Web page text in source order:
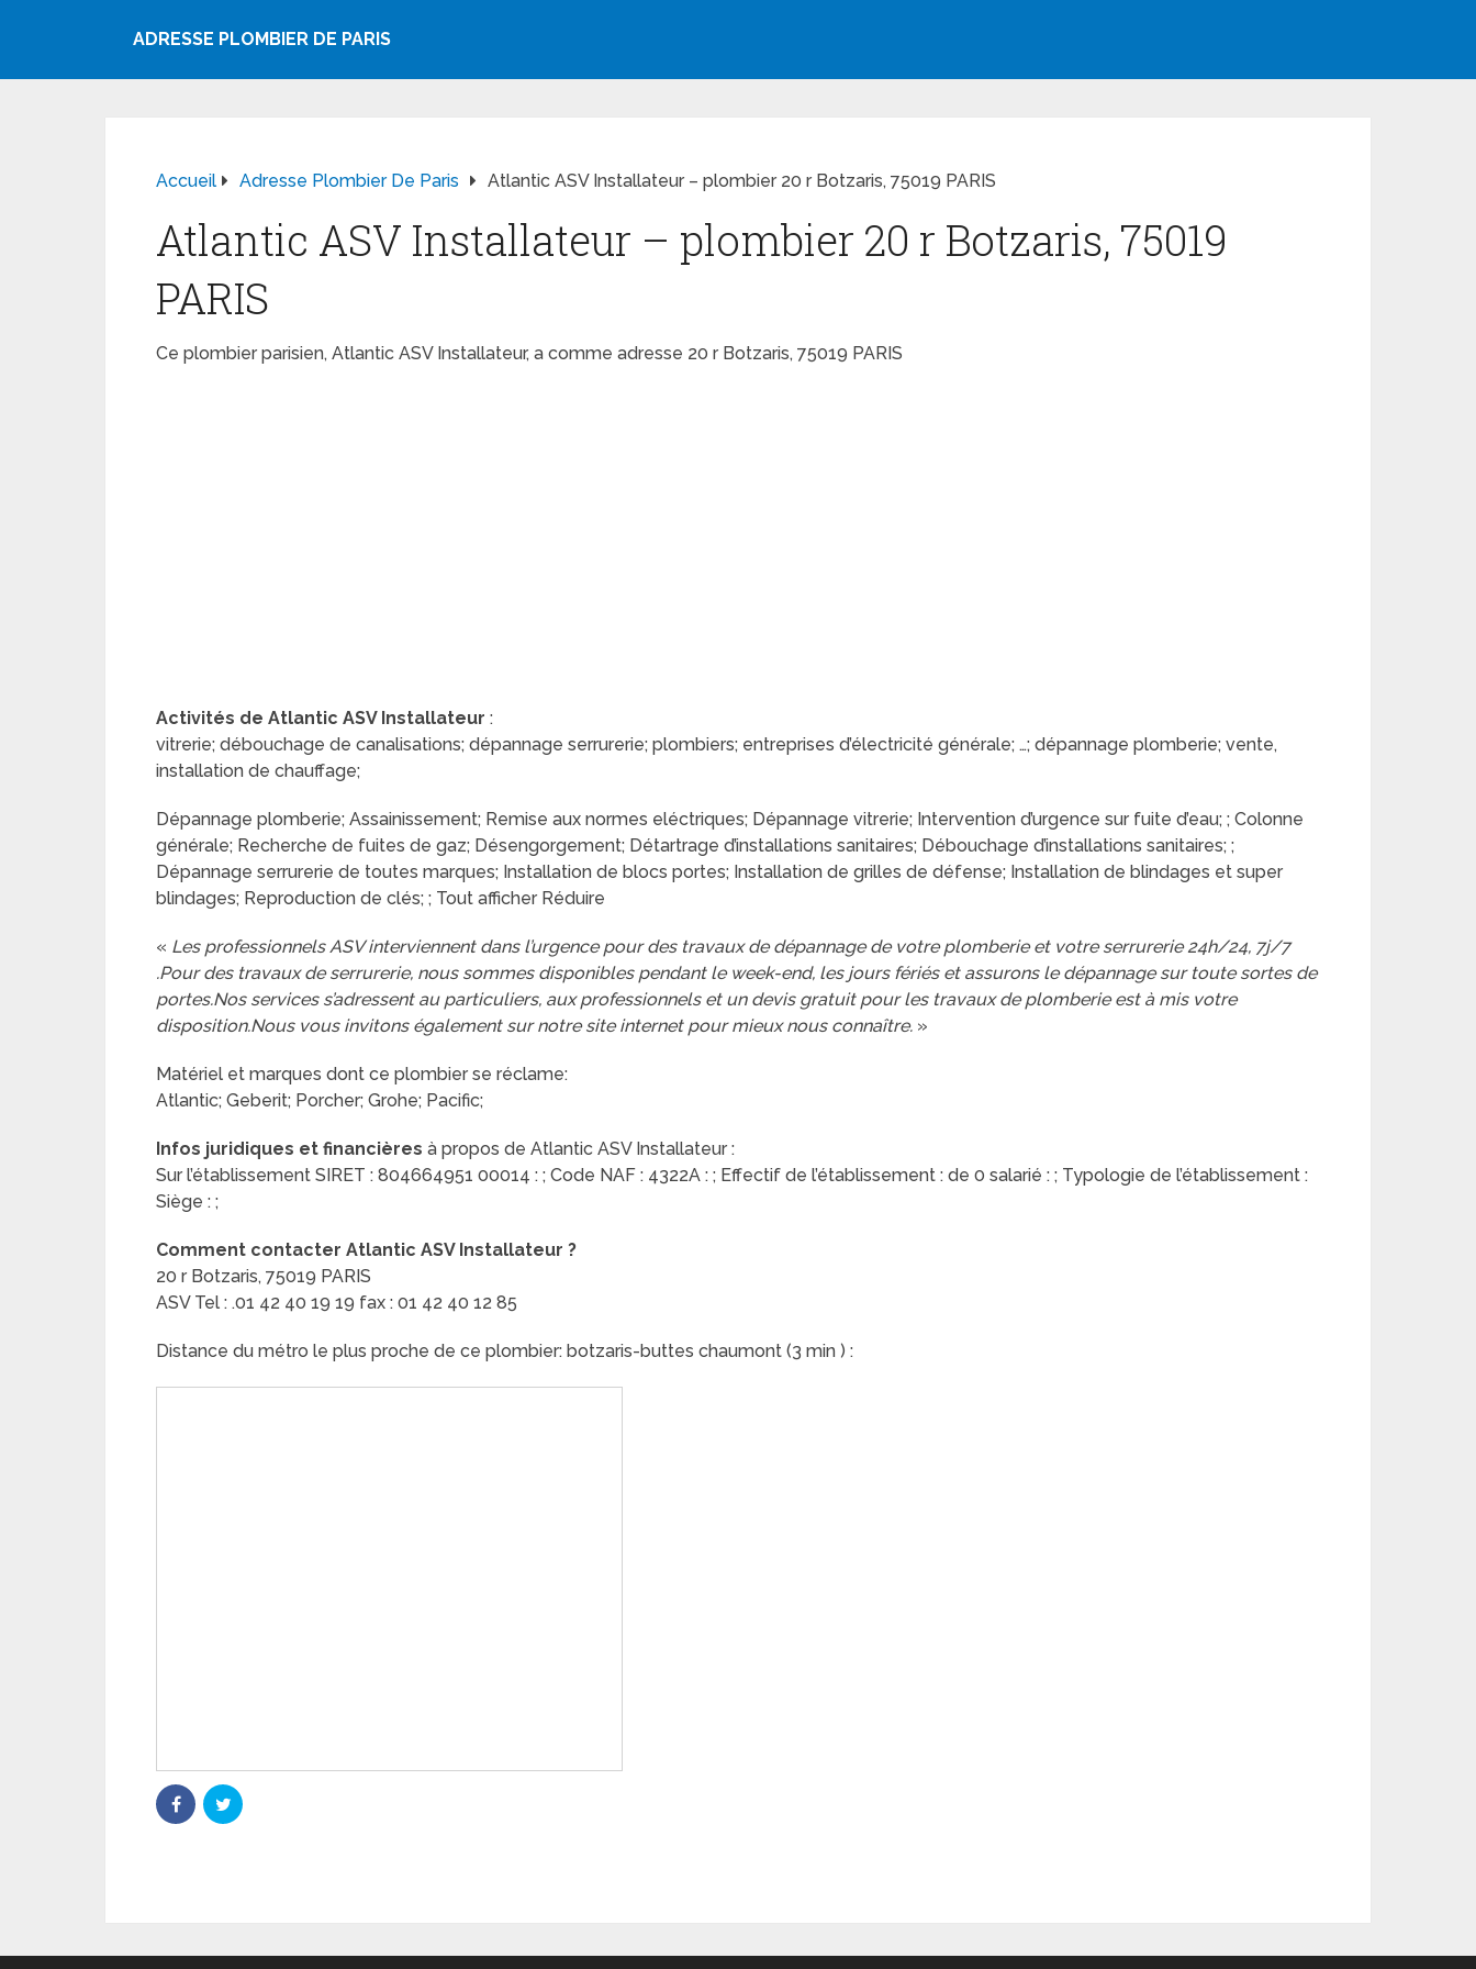
ADRESSE PLOMBIER DE PARIS
Accueil Adresse Plombier De Paris Atlantic ASV Installateur – plombier 20 r Botzaris, 75019 PARIS
Atlantic ASV Installateur – plombier 20 r Botzaris, 75019
PARIS
Ce plombier parisien, Atlantic ASV Installateur, a comme adresse 20 r Botzaris, 75019 PARIS
Activités de Atlantic ASV Installateur :
vitrerie; débouchage de canalisations; dépannage serrurerie; plombiers; entreprises d’électricité générale; …; dépannage plomberie; vente,
installation de chauffage;
Dépannage plomberie; Assainissement; Remise aux normes eléctriques; Dépannage vitrerie; Intervention d’urgence sur fuite d’eau; ; Colonne
générale; Recherche de fuites de gaz; Désengorgement; Détartrage d’installations sanitaires; Débouchage d’installations sanitaires; ;
Dépannage serrurerie de toutes marques; Installation de blocs portes; Installation de grilles de défense; Installation de blindages et super
blindages; Reproduction de clés; ; Tout afficher Réduire
« Les professionnels ASV interviennent dans l’urgence pour des travaux de dépannage de votre plomberie et votre serrurerie 24h/24, 7j/7
.Pour des travaux de serrurerie, nous sommes disponibles pendant le week-end, les jours fériés et assurons le dépannage sur toute sortes de
portes.Nos services s’adressent au particuliers, aux professionnels et un devis gratuit pour les travaux de plomberie est à mis votre
disposition.Nous vous invitons également sur notre site internet pour mieux nous connaître. »
Matériel et marques dont ce plombier se réclame:
Atlantic; Geberit; Porcher; Grohe; Pacific;
Infos juridiques et financières à propos de Atlantic ASV Installateur :
Sur l’établissement SIRET : 804664951 00014 : ; Code NAF : 4322A : ; Effectif de l’établissement : de 0 salarié : ; Typologie de l’établissement :
Siège : ;
Comment contacter Atlantic ASV Installateur ?
20 r Botzaris, 75019 PARIS
ASV Tel : .01 42 40 19 19 fax : 01 42 40 12 85
Distance du métro le plus proche de ce plombier: botzaris-buttes chaumont (3 min ) :